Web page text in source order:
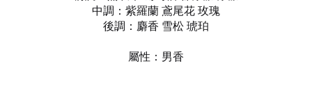
中調：紫羅蘭 鳶尾花 玫瑰
後調：麝香 雪松 琥珀
屬性：男香